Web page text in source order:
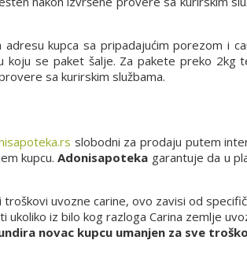
kupca sa pripadajućim porezom i
se paket šalje. Za pakete preko 2kg
sa kurirskim službama.
slobodni za prodaju putem
kupcu.Adonisapoteka garantuje da u
uvozne carine, ovo zavisi od
iz bilo kog razloga Carina zemlje
novac kupcu umanjen za sve